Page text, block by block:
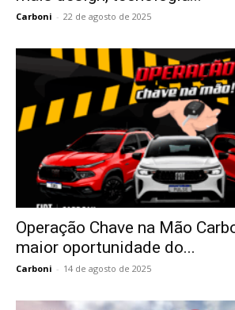
Carboni - 22 de agosto de 2025
Operação Chave na Mão
maior oportunidade do...
Carboni - 14 de agosto de 2025